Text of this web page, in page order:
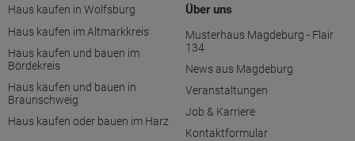
Haus kaufen in Wolfsburg
Haus kaufen im Altmarkkreis
Haus kaufen und bauen im
Bördekreis
Haus kaufen und bauen in
Braunschweig
Haus kaufen oder bauen im Harz
Über uns
Musterhaus Magdeburg - Flair
134
News aus Magdeburg
Veranstaltungen
Job & Karriere
Kontaktformular